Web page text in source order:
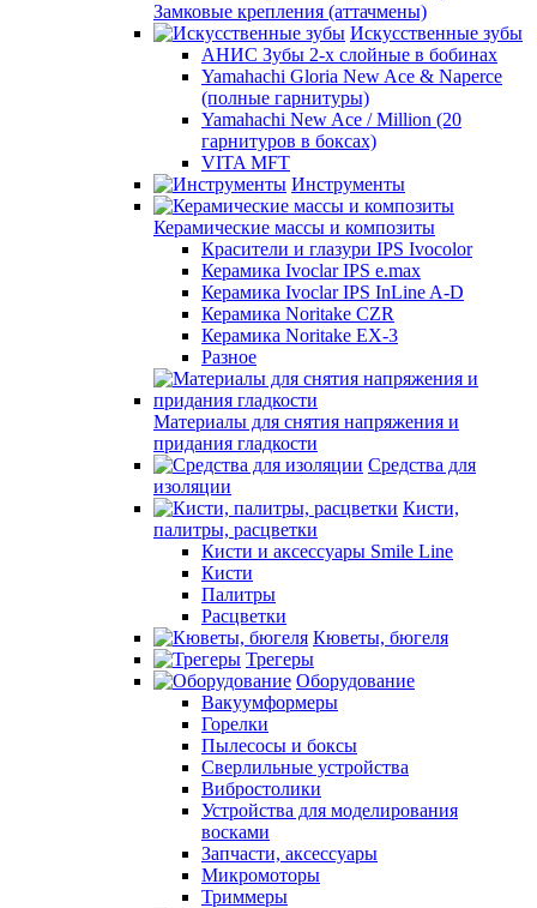
Замковые крепления (аттачмены)
Искусственные зубы
АНИС Зубы 2-х слойные в бобинах
Yamahachi Gloria New Ace & Naperce
(полные гарнитуры)
Yamahachi New Ace / Million (20
гарнитуров в боксах)
VITA MFT
Инструменты
Керамические массы и композиты
Красители и глазури IPS Ivocolor
Керамика Ivoclar IPS e.max
Керамика Ivoclar IPS InLine A-D
Керамика Noritake CZR
Керамика Noritake EX-3
Разное
Материалы для снятия напряжения и
придания гладкости
Средства для
изоляции
Кисти,
палитры, расцветки
Кисти и аксессуары Smile Line
Кисти
Палитры
Расцветки
Кюветы, бюгеля
Трегеры
Оборудование
Вакуумформеры
Горелки
Пылесосы и боксы
Сверлильные устройства
Вибростолики
Устройства для моделирования
восками
Запчасти, аксессуары
Микромоторы
Триммеры